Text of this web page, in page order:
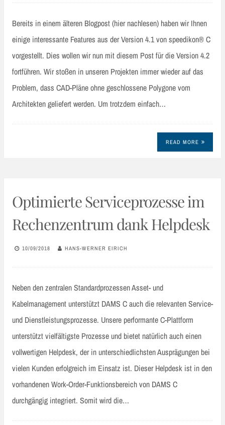
Bereits in einem älteren Blogpost (hier nachlesen) haben wir Ihnen
einige interessante Features aus der Version 4.1 von speedikon® C
vorgestellt. Dies wollen wir nun mit diesem Post für die Version 4.2
fortführen. Wir stoßen in unseren Projekten immer wieder auf das
Problem, dass CAD-Pläne ohne geschlossene Polygone vom
Architekten geliefert werden. Um trotzdem einfach…
READ MORE
Optimierte Serviceprozesse im
Rechenzentrum dank Helpdesk
10/09/2018 HANS-WERNER EIRICH
Neben den zentralen Standardprozessen Asset- und
Kabelmanagement unterstützt DAMS C auch die relevanten Service-
und Dienstleistungsprozesse. Unsere performante C-Plattform
unterstützt vielfältigste Prozesse und bietet natürlich auch einen
vollwertigen Helpdesk, der in unterschiedlichsten Ausprägungen bei
vielen Kunden erfolgreich im Einsatz ist. Dieser Helpdesk ist in den
vorhandenen Work-Order-Funktionsbereich von DAMS C
durchgängig integriert. Somit wird die…